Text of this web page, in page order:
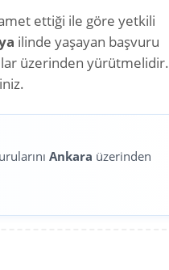
ettiği ile göre yetkili
ilinde yaşayan başvuru
üzerinden yürütmelidir.
Ankara üzerinden